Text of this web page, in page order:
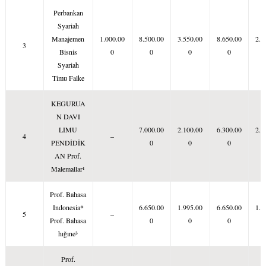
3
Perbankan
Syariah
Manajemen
Bisnis
Syariah
Timu Falke
1.000.00
0
8.500.00
0
3.550.00
0
8.650.00
0
4
KEGURUA
N DAVI
LIMU
PENDİDİK
AN Prof.
Malemallar¹
–
7.000.00
0
2.100.00
0
6.300.00
0
5
Prof. Bahasa
Indonesia*
Prof. Bahasa
hığıne³
–
6.650.00
0
1.995.00
0
6.650.00
0
Prof.